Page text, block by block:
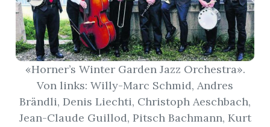
Newsletter
App
«Horner’s Winter Garden Jazz Orchestra».
Von links: Willy-Marc Schmid, Andres
Brändli, Denis Liechti, Christoph Aeschbach,
Jean-Claude Guillod, Pitsch Bachmann, Kurt